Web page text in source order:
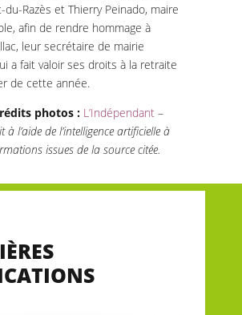
du-Razès et Thierry Peinado, maire
afin de rendre hommage à
leur secrétaire de mairie
a fait valoir ses droits à la retraite
de cette année.
photos : L’Indépendant–
à l’aide de l’intelligence artificielle à
issues de la source citée.